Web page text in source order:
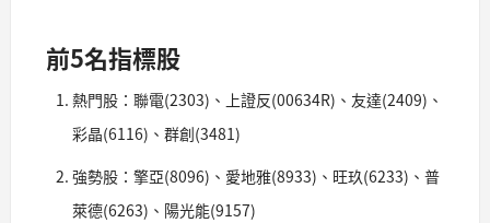
前5名指標股
熱門股：聯電(2303)、上證反(00634R)、友達(2409)、
彩晶(6116)、群創(3481)
強勢股：擎亞(8096)、愛地雅(8933)、旺玖(6233)、普
萊德(6263)、陽光能(9157)